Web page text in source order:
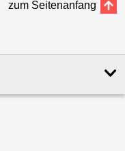
zum Seitenanfang